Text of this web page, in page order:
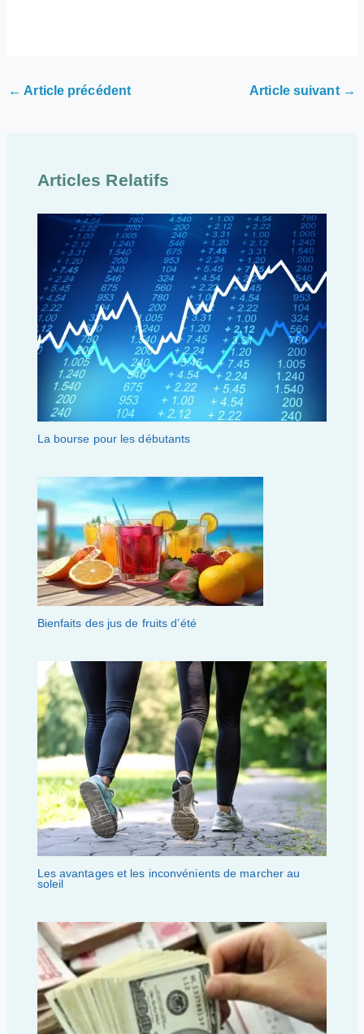
← Article précédent Article suivant →
Articles Relatifs
La bourse pour les débutants
Bienfaits des jus de fruits d’été
Les avantages et les inconvénients de marcher au
soleil